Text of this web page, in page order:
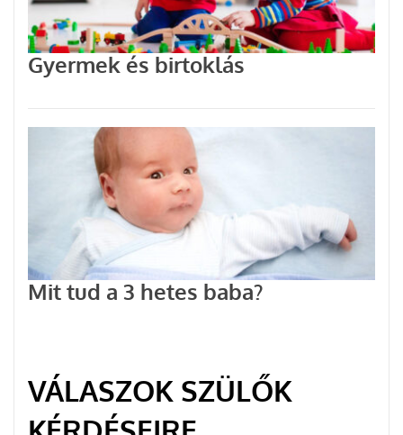
Gyermek és birtoklás
Mit tud a 3 hetes baba?
VÁLASZOK SZÜLŐK